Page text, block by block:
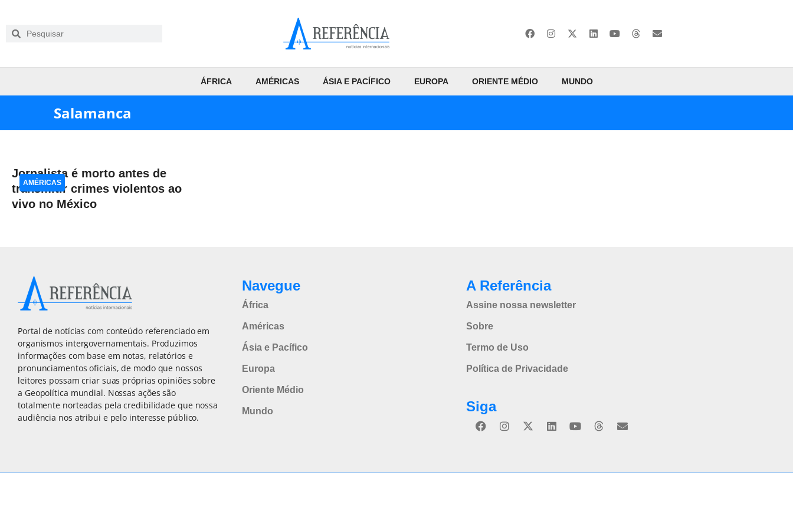
ÁFRICA AMÉRICAS ÁSIA E PACÍFICO EUROPA ORIENTE MÉDIO MUNDO
Salamanca
Jornalista é morto antes de
transmitir crimes violentos ao
vivo no México
AMÉRICAS
Portal de notícias com conteúdo referenciado em
organismos intergovernamentais. Produzimos
informações com base em notas, relatórios e
pronunciamentos oficiais, de modo que nossos
leitores possam criar suas próprias opiniões sobre
a Geopolítica mundial. Nossas ações são
totalmente norteadas pela credibilidade que nossa
audiência nos atribui e pelo interesse público.
Navegue
África
Américas
Ásia e Pacífico
Europa
Oriente Médio
Mundo
A Referência
Assine nossa newsletter
Sobre
Termo de Uso
Política de Privacidade
Siga